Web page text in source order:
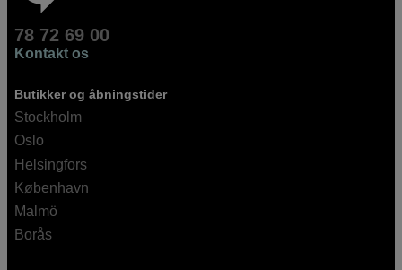
78 72 69 00
Kontakt os
Butikker og åbningstider
Stockholm
Oslo
Helsingfors
København
Malmö
Borås